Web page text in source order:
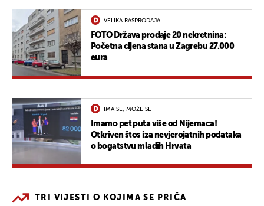
VELIKA RASPRODAJA
FOTO Država prodaje 20 nekretnina:
Početna cijena stana u Zagrebu 27.000
eura
IMA SE, MOŽE SE
Imamo pet puta više od Nijemaca!
Otkriven štos iza nevjerojatnih podataka
o bogatstvu mladih Hrvata
TRI VIJESTI O KOJIMA SE PRIČA